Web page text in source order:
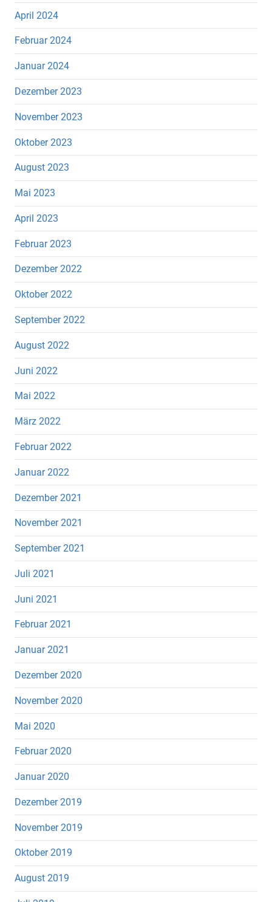
April 2024
Februar 2024
Januar 2024
Dezember 2023
November 2023
Oktober 2023
August 2023
Mai 2023
April 2023
Februar 2023
Dezember 2022
Oktober 2022
September 2022
August 2022
Juni 2022
Mai 2022
März 2022
Februar 2022
Januar 2022
Dezember 2021
November 2021
September 2021
Juli 2021
Juni 2021
Februar 2021
Januar 2021
Dezember 2020
November 2020
Mai 2020
Februar 2020
Januar 2020
Dezember 2019
November 2019
Oktober 2019
August 2019